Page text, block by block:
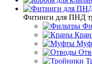
Фитинги для ПНД